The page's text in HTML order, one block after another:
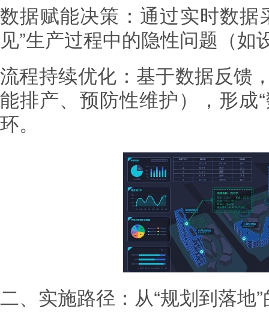
数据赋能决策：通过实时数据
见”生产过程中的隐性问题（
流程持续优化：基于数据反馈
能排产、预防性维护），形成
环。
二、实施路径：从“规划到落地